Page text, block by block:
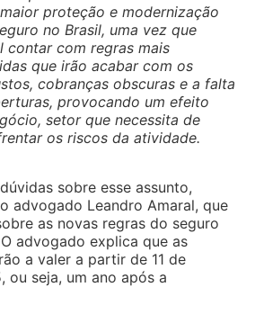
proteção e modernização
no Brasil, uma vez que
contar com regras mais
que irão acabar com os
cobranças obscuras e a falta
provocando um efeito
setor que necessita de
os riscos da atividade.
sobre esse assunto,
advogado Leandro Amaral, que
as novas regras do seguro
advogado explica que as
a valer a partir de 11 de
ou seja, um ano após a